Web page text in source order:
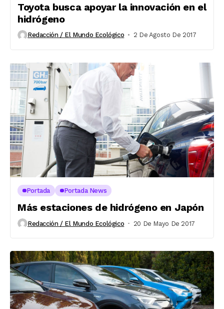
Toyota busca apoyar la innovación en el
hidrógeno
Redacción / El Mundo Ecológico 2 De Agosto De 2017
Portada Portada News
Más estaciones de hidrógeno en Japón
Redacción / El Mundo Ecológico 20 De Mayo De 2017